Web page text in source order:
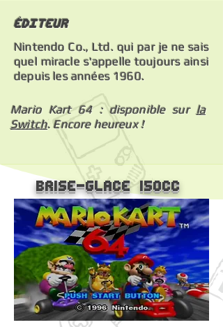
éDITEUR
Nintendo Co., Ltd. qui par je ne sais
quel miracle s'appelle toujours ainsi
depuis les années 1960.
Mario Kart 64 : disponible sur la
Switch. Encore heureux !
Brise-glace 150cc